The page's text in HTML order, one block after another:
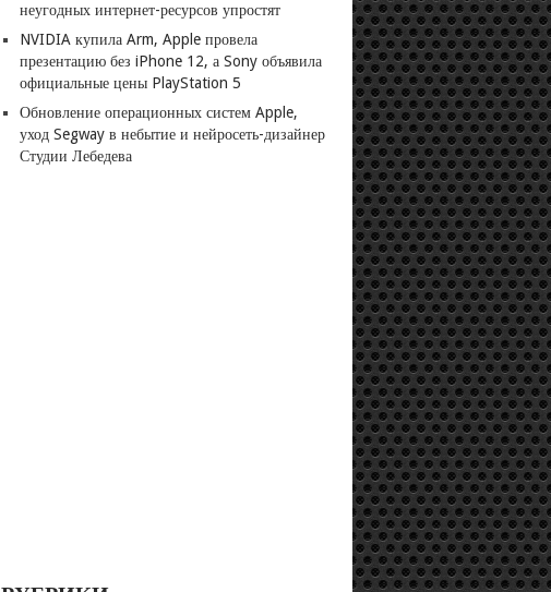
неугодных интернет-ресурсов упростят
NVIDIA купила Arm, Apple провела
презентацию без iPhone 12, а Sony объявила
официальные цены PlayStation 5
Обновление операционных систем Apple,
уход Segway в небытие и нейросеть-дизайнер
Студии Лебедева